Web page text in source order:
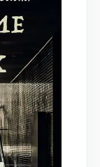
стала
каникул.
для